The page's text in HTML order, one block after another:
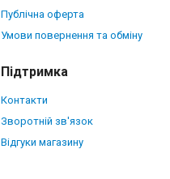
Публічна оферта
Умови повернення та обміну
Підтримка
Контакти
Зворотній зв'язок
Відгуки магазину